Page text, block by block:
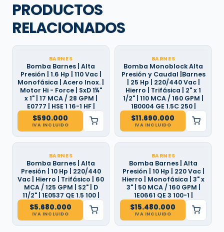
PRODUCTOS
RELACIONADOS
BARNES
Bomba Barnes | Alta
Presión | 1.6 Hp | 110 Vac |
Monofásica | Acero Inox. |
Motor Hi - Force | SxD 1¼"
x 1" | 17 MCA / 28 GPM |
E0777 | HSE 1 16-1 HF |
$590.000
IVA INCLUIDO
BARNES
Bomba Monoblock Alta
Presión y Caudal |Barnes
| 25 Hp | 220/440 Vac |
Hierro | Trifásica | 2" x 1
1/2" | 110 MCA / 160 GPM |
1B0004 GE 1.5C 250 |
$11.690.000
IVA INCLUIDO
BARNES
Bomba Barnes | Alta
Presión | 10 Hp | 220/440
Vac | Hierro | Trifásico | 60
MCA / 125 GPM | S2" | D
11/2" | 1E0537 QE 1.5 100 |
$5.680.000
IVA INCLUIDO
BARNES
Bomba Barnes | Alta
Presión | 10 Hp | 220 Vac |
Hierro | Monofásica | 3" x
3" | 50 MCA / 160 GPM |
1E0661 QE 3 100-1 |
$15.480.000
IVA INCLUIDO